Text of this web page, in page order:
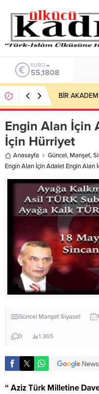
EURO
55,1808
BİR
Engin Alan İçin
İçin Hürriyet
Anasayfa Güncel, Manşet,
Engin Alan İçin Adalet Engin Alan
Güncel ManşetSiyaset
0 1.365
“ Aziz Türk Milletine